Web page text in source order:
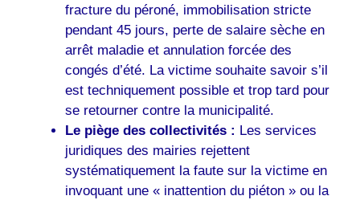
fracture du péroné, immobilisation stricte
pendant 45 jours, perte de salaire sèche en
arrêt maladie et annulation forcée des
congés d’été. La victime souhaite savoir s’il
est techniquement possible et trop tard pour
se retourner contre la municipalité.
Le piège des collectivités : Les services
juridiques des mairies rejettent
systématiquement la faute sur la victime en
invoquant une « inattention du piéton » ou la